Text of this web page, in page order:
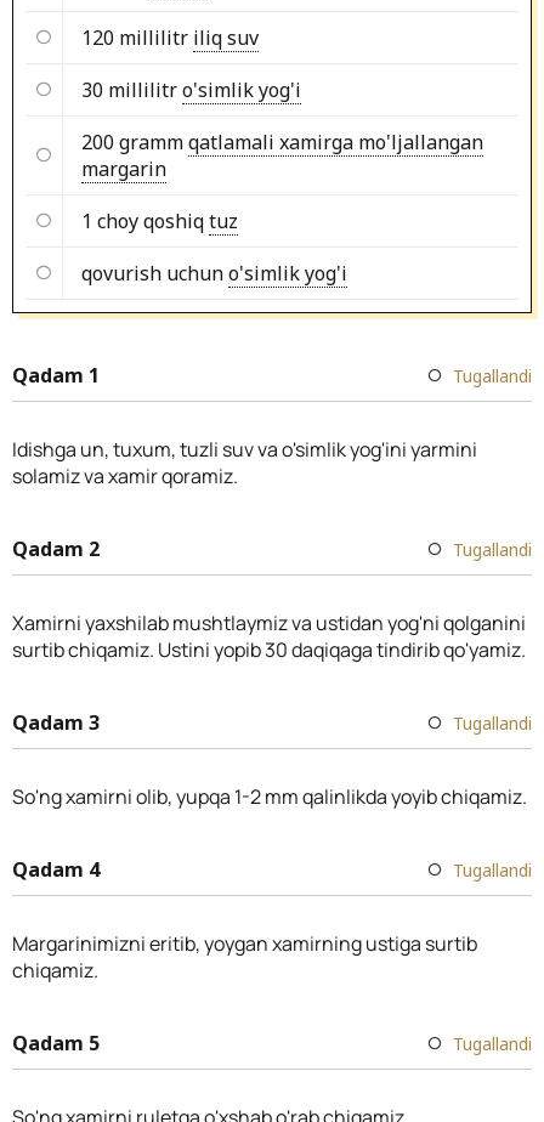
120 millilitr iliq suv
30 millilitro'simlik yog'i
200 grammqatlamali xamirga mo'ljallangan
margarin
1 choy qoshiqtuz
qovurish uchuno'simlik yog'i
Qadam 1 Tugallandi
Idishga un, tuxum, tuzli suv va o'simlik yog'ini yarmini
solamiz va xamir qoramiz.
Qadam 2 Tugallandi
Xamirni yaxshilab mushtlaymiz va ustidan yog'ni qolganini
surtib chiqamiz. Ustini yopib 30 daqiqaga tindirib qo'yamiz.
Qadam 3 Tugallandi
So'ng xamirni olib, yupqa 1-2 mm qalinlikda yoyib chiqamiz.
Qadam 4 Tugallandi
Margarinimizni eritib, yoygan xamirning ustiga surtib
chiqamiz.
Qadam 5 Tugallandi